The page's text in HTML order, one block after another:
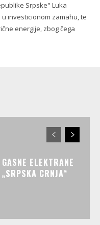
Srpske" Luka
investicionom zamahu, te
energije, zbog čega
ELEKTRANE
CRNJA“